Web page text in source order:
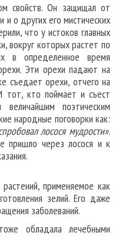
свойств. Он защищал от
и о других его мистических
что у истоков главных
вокруг которых растет по
в определенное время
Эти орехи падают на
съедает орехи, отчего на
тот, кто поймает и съест
поэтическим
народные поговорки как:
лосося мудрости».
пришло через лосося и к
применяемое как
зелий. Его даже
заболеваний.
обладала лечебными